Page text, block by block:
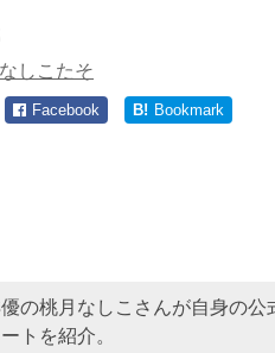
なしこたそ
Facebook B! Bookmark
の桃月なしこさんが自身の
トを紹介。